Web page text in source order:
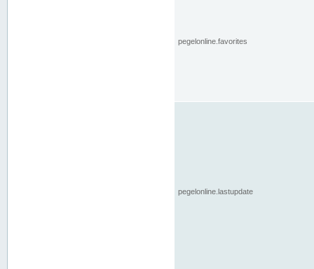
pegelonline.favorites
pegelonline.lastupdate